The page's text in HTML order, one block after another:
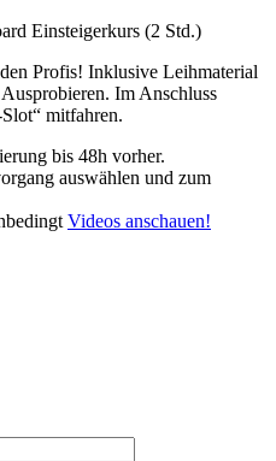
Einsteigerkurs (2 Std.)
Profis! Inklusive Leihmaterial
Im Anschluss
mitfahren.
bis 48h vorher.
auswählen und zum
Videos anschauen!